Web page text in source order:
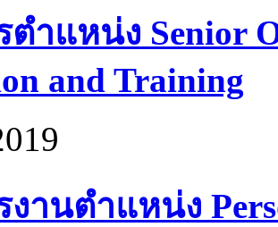
ำแหน่ง Senior
and Training
านตำแหน่ง